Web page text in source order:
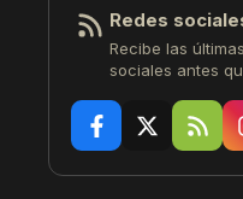
Redes
Recibe las
sociales antes